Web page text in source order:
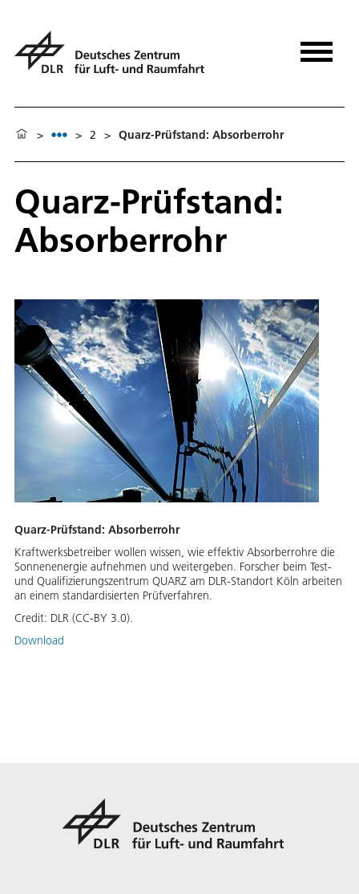
> > 2 > Quarz-Prüfstand: Absorberrohr
Quarz-Prüfstand:
Absorberrohr
Quarz-Prüfstand: Absorberrohr
Kraftwerksbetreiber wollen wissen, wie effektiv Absorberrohre die
Sonnenenergie aufnehmen und weitergeben. Forscher beim Test-
und Qualifizierungszentrum QUARZ am DLR-Standort Köln arbeiten
an einem standardisierten Prüfverfahren.
Credit: DLR (CC-BY 3.0).
Download